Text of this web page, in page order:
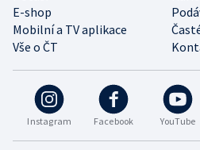
Instagram Facebook YouTube
E-shop
Mobilní a TV aplikace
Vše o ČT